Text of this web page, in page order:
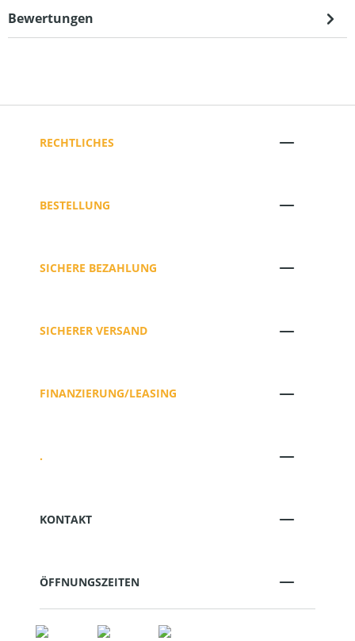
Bewertungen
RECHTLICHES
BESTELLUNG
SICHERE BEZAHLUNG
SICHERER VERSAND
FINANZIERUNG/LEASING
.
KONTAKT
ÖFFNUNGSZEITEN